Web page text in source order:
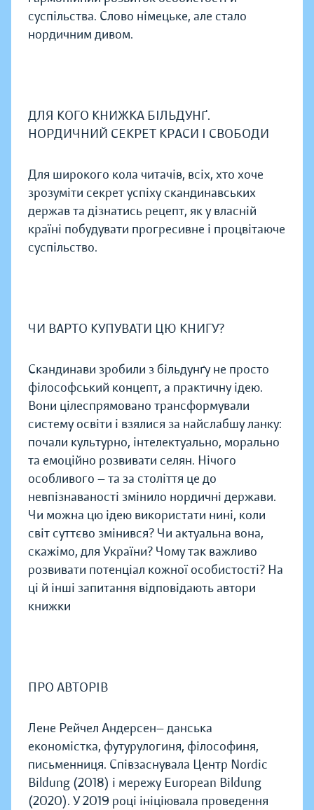
суспільства. Слово німецьке, але стало
нордичним дивом.
ДЛЯ КОГО КНИЖКА БІЛЬДУНҐ.
НОРДИЧНИЙ СЕКРЕТ КРАСИ І СВОБОДИ
Для широкого кола читачів, всіх, хто хоче
зрозуміти секрет успіху скандинавських
держав та дізнатись рецепт, як у власній
країні побудувати прогресивне і процвітаюче
суспільство.
ЧИ ВАРТО КУПУВАТИ ЦЮ КНИГУ?
Скандинави зробили з більдунґу не просто
філософський концепт, а практичну ідею.
Вони цілеспрямовано трансформували
систему освіти і взялися за найслабшу ланку:
почали культурно, інтелектуально, морально
та емоційно розвивати селян. Нічого
особливого — та за століття це до
невпізнаваності змінило нордичні держави.
Чи можна цю ідею використати нині, коли
світ суттєво змінився? Чи актуальна вона,
скажімо, для України? Чому так важливо
розвивати потенціал кожної особистості? На
ці й інші запитання відповідають автори
книжки
ПРО АВТОРІВ
Лене Рейчел Андерсен— данська
економістка, футурулогиня, філософиня,
письменниця. Співзаснувала Центр Nordic
Bildung (2018) і мережу European Bildung
(2020). У 2019 році ініціювала проведення